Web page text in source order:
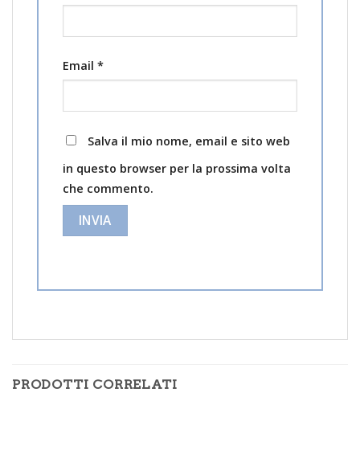
Email *
Salva il mio nome, email e sito web
in questo browser per la prossima volta
che commento.
PRODOTTI CORRELATI